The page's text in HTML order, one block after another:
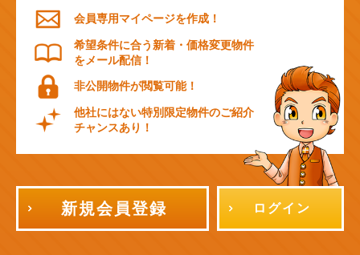
会員専用マイページを作成！
希望条件に合う新着・価格変更物件
をメール配信！
非公開物件が閲覧可能！
他社にはない特別限定物件のご紹介
チャンスあり！
新規会員登録 ログイン